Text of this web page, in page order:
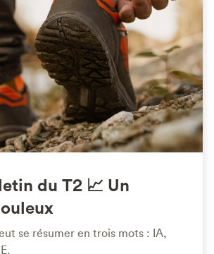
du T2 📈 Un
se résumer en trois mots : IA,